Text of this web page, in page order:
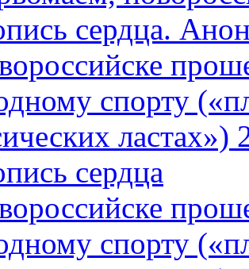
сердца.
спорту
сердца
спорту